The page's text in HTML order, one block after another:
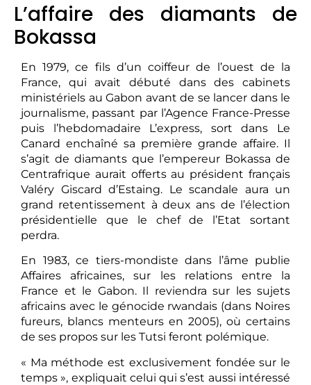
L’affaire des diamants de
Bokassa
En 1979, ce fils d’un coiffeur de l’ouest de la
France, qui avait débuté dans des cabinets
ministériels au Gabon avant de se lancer dans le
journalisme, passant par l’Agence France-Presse
puis l’hebdomadaire L’express, sort dans Le
Canard enchaîné sa première grande affaire. Il
s’agit de diamants que l’empereur Bokassa de
Centrafrique aurait offerts au président français
Valéry Giscard d’Estaing. Le scandale aura un
grand retentissement à deux ans de l’élection
présidentielle que le chef de l’Etat sortant
perdra.
En 1983, ce tiers-mondiste dans l’âme publie
Affaires africaines, sur les relations entre la
France et le Gabon. Il reviendra sur les sujets
africains avec le génocide rwandais (dans Noires
fureurs, blancs menteurs en 2005), où certains
de ses propos sur les Tutsi feront polémique.
« Ma méthode est exclusivement fondée sur le
temps », expliquait celui qui s’est aussi intéressé